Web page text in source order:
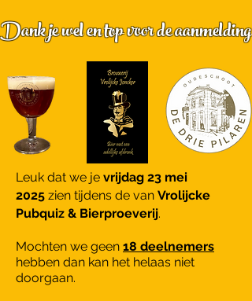
Dank je wel en top voor de aanmelding
Leuk dat we je vrijdag 23 mei
2025 zien tijdens de van Vrolijcke
Pubquiz & Bierproeverij.
Mochten we geen 18 deelnemers
hebben dan kan het helaas niet
doorgaan.